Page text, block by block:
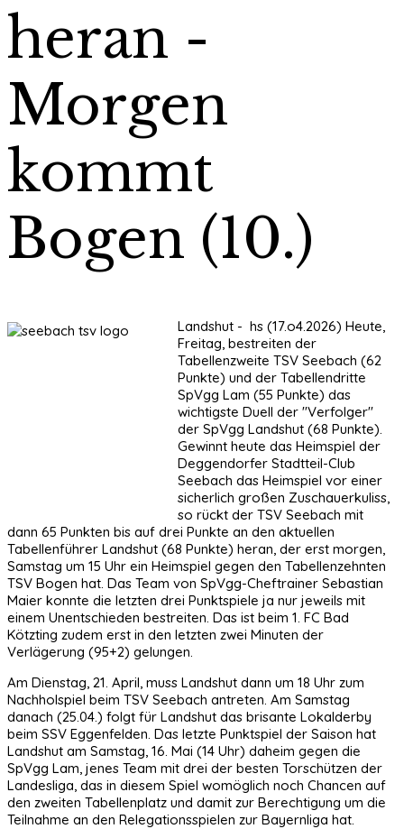
heran -
Morgen
kommt
Bogen (10.)
Landshut - hs (17.o4.2026) Heute,
Freitag, bestreiten der
Tabellenzweite TSV Seebach (62
Punkte) und der Tabellendritte
SpVgg Lam (55 Punkte) das
wichtigste Duell der "Verfolger"
der SpVgg Landshut (68 Punkte).
Gewinnt heute das Heimspiel der
Deggendorfer Stadtteil-Club
Seebach das Heimspiel vor einer
sicherlich großen Zuschauerkuliss,
so rückt der TSV Seebach mit
dann 65 Punkten bis auf drei Punkte an den aktuellen
Tabellenführer Landshut (68 Punkte) heran, der erst morgen,
Samstag um 15 Uhr ein Heimspiel gegen den Tabellenzehnten
TSV Bogen hat. Das Team von SpVgg-Cheftrainer Sebastian
Maier konnte die letzten drei Punktspiele ja nur jeweils mit
einem Unentschieden bestreiten. Das ist beim 1. FC Bad
Kötzting zudem erst in den letzten zwei Minuten der
Verlägerung (95+2) gelungen.
Am Dienstag, 21. April, muss Landshut dann um 18 Uhr zum
Nachholspiel beim TSV Seebach antreten. Am Samstag
danach (25.04.) folgt für Landshut das brisante Lokalderby
beim SSV Eggenfelden. Das letzte Punktspiel der Saison hat
Landshut am Samstag, 16. Mai (14 Uhr) daheim gegen die
SpVgg Lam, jenes Team mit drei der besten Torschützen der
Landesliga, das in diesem Spiel womöglich noch Chancen auf
den zweiten Tabellenplatz und damit zur Berechtigung um die
Teilnahme an den Relegationsspielen zur Bayernliga hat.